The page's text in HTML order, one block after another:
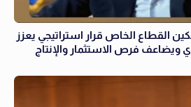
القطاع الخاص قرار استراتيجي يعزز
ويضاعف فرص الاستثمار والإنتاج